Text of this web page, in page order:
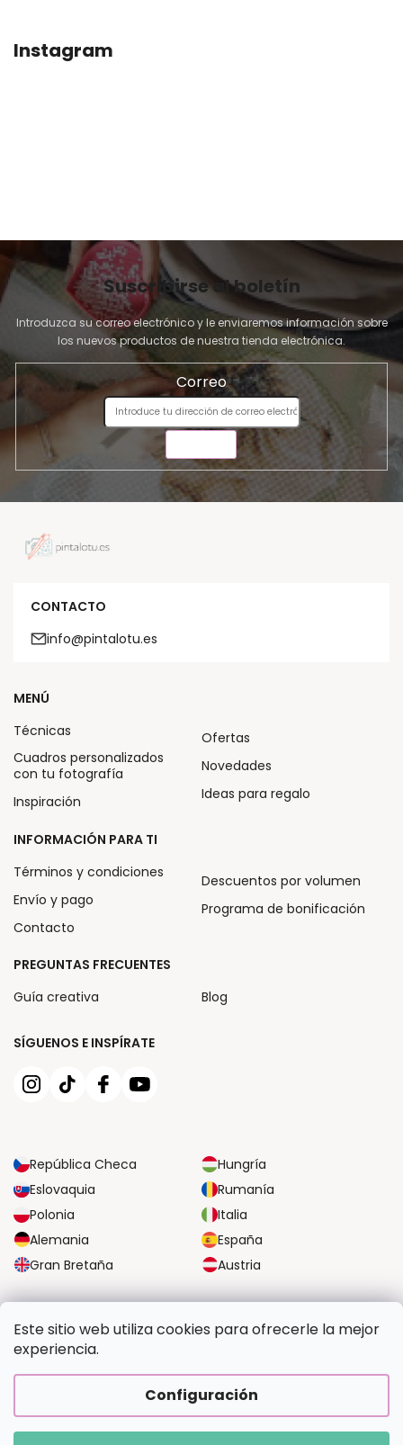
Este sitio web utiliza cookies para ofrecerle la mejor
experiencia.
Configuración
Instagram
Suscribirse al boletín
Introduzca su correo electrónico y le enviaremos información sobre
los nuevos productos de nuestra tienda electrónica.
Correo
CONTACTO
info@pintalotu.es
SÍGUENOS E INSPÍRATE
República Checa
Hungría
Eslovaquia
Rumanía
Polonia
Italia
Alemania
España
Gran Bretaña
Austria
MENÚ
Técnicas
Cuadros personalizados
con tu fotografía
Inspiración
Ofertas
Novedades
Ideas para regalo
INFORMACIÓN PARA TI
Términos y condiciones
Envío y pago
Contacto
Descuentos por volumen
Programa de bonificación
PREGUNTAS FRECUENTES
Guía creativa
Blog
OPCIONES SEGURAS DE PAGO